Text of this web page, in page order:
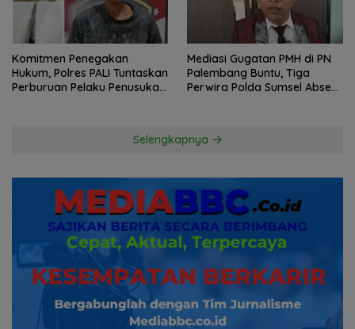
Komitmen Penegakan
Hukum, Polres PALI Tuntaskan
Perburuan Pelaku Penusukan
Mediasi Gugatan PMH di PN
Palembang Buntu, Tiga
Perwira Polda Sumsel Absen,
Selengkapnya